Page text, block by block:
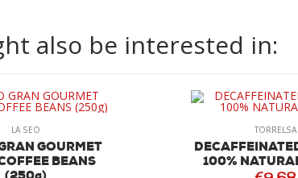
also be interested in:
LA SEO
GOURMET
BEANS
TORRELSA
100%